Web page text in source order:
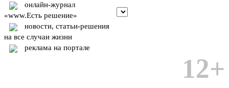
онлайн-журнал
«www.Есть решение»
новости, статьи-решения
на все случаи жизни
реклама на портале
12+